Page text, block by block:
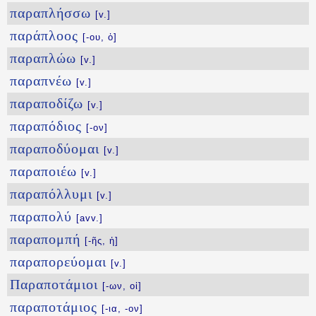
παραπλήσσω [v.]
παράπλοος [-ου, ὁ]
παραπλώω [v.]
παραπνέω [v.]
παραποδίζω [v.]
παραπόδιος [-ον]
παραποδύομαι [v.]
παραποιέω [v.]
παραπόλλυμι [v.]
παραπολύ [avv.]
παραπομπή [-ῆς, ἡ]
παραπορεύομαι [v.]
Παραποτάμιοι [-ων, οἱ]
παραποτάμιος [-ια, -ον]